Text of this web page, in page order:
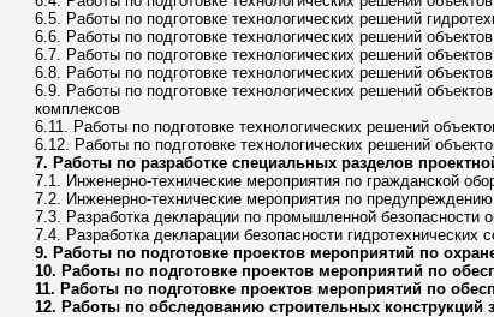
6.5. Работы по подготовке технологических решений
6.6. Работы по подготовке технологических решений
6.7. Работы по подготовке технологических решений
6.8. Работы по подготовке технологических решений
6.9. Работы по подготовке технологических решений
комплексов
6.11. Работы по подготовке технологических решений
6.12. Работы по подготовке технологических решений
7. Работы по разработке специальных разделов
7.1. Инженерно-технические мероприятия по гражданской
7.2. Инженерно-технические мероприятия по
7.3. Разработка декларации по промышленной безопасности
7.4. Разработка декларации безопасности гидротехнических
9. Работы по подготовке проектов мероприятий по
10. Работы по подготовке проектов мероприятий по
11. Работы по подготовке проектов мероприятий по
12. Работы по обследованию строительных конструкций